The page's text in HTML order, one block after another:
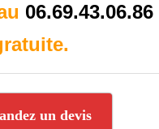
06.69.43.06.86
un devis